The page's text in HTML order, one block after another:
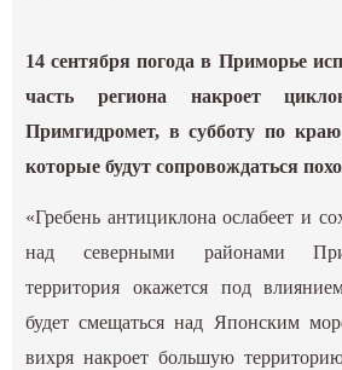
14 сентября погода в Приморье
часть региона накроет
Примгидромет, в субботу по
которые будут сопровождаться
«Гребень антициклона ослабеет и
над северными районами
территория окажется под
будет смещаться над Японским
вихря накроет большую